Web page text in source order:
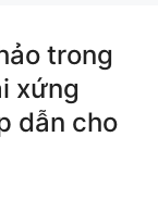
trong
xứng
dẫn cho